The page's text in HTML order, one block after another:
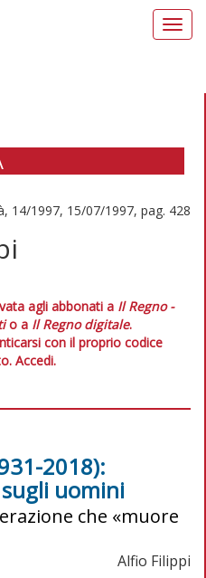
14/1997, 15/07/1997, pag. 428
agli abbonati a Il Regno -
o a Il Regno digitale.
con il proprio codice
Accedi.
2018):
uomini
che «muore
Alfio Filippi